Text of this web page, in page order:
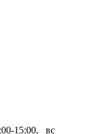
15:00, вс